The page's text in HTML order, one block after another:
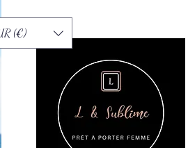
(€)